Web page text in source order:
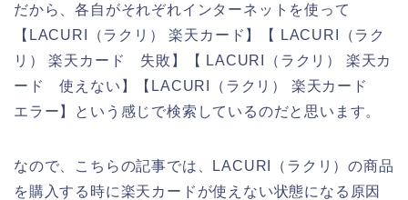
だから、各自がそれぞれインターネットを使って
【LACURI（ラクリ） 楽天カード】【 LACURI（ラク
リ） 楽天カード 失敗】【 LACURI（ラクリ） 楽天カ
ード 使えない】【LACURI（ラクリ） 楽天カード
エラー】という感じで検索しているのだと思います。
なので、こちらの記事では、LACURI（ラクリ）の商品
を購入する時に楽天カードが使えない状態になる原因